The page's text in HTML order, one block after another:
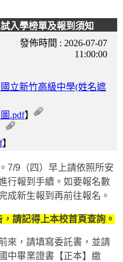
入學榜單及報到須知
發佈時間 : 2026-07-07
11:00:00
立新竹高級中學(姓名遮
.pdf】
】
7/9 （四）早上請依照所安
行報到手續。如要報名數
成新生報到再前往報名。
請記得上本校首頁查詢。
來，請填寫委託書，並請
中畢業證書【正本】繳